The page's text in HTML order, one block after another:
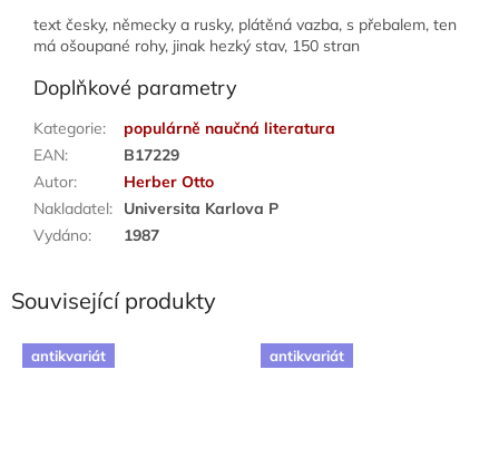
text česky, německy a rusky, plátěná vazba, s přebalem, ten
má ošoupané rohy, jinak hezký stav, 150 stran
Doplňkové parametry
Kategorie:
populárně naučná literatura
EAN:
B17229
Autor:
Herber Otto
Nakladatel:
Universita Karlova P
Vydáno: 1987
Související produkty
antikvariát antikvariát